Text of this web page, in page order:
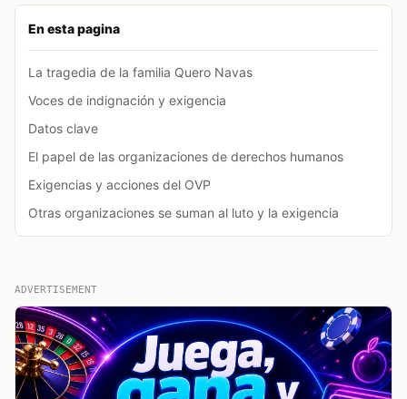
En esta pagina
La tragedia de la familia Quero Navas
Voces de indignación y exigencia
Datos clave
El papel de las organizaciones de derechos humanos
Exigencias y acciones del OVP
Otras organizaciones se suman al luto y la exigencia
ADVERTISEMENT